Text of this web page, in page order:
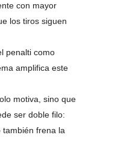
con mayor
los tiros siguen
penalti como
amplifica este
motiva, sino que
ser doble filo:
frena la